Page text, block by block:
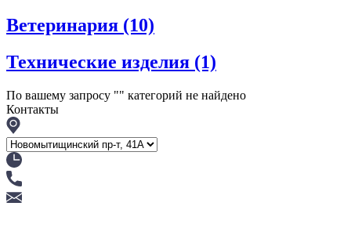
Ветеринария (10)
Технические изделия (1)
По вашему запросу "" категорий не найдено
Контакты